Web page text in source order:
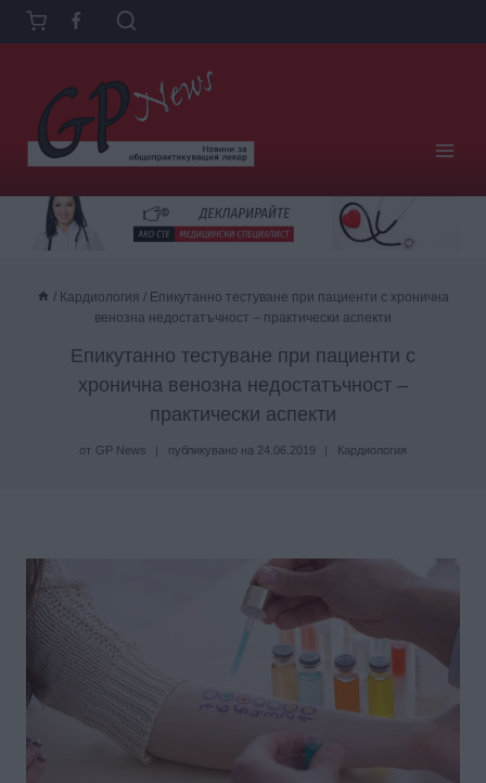
Към
съдържанието
/ Кардиология / Епикутанно тестуване при пациенти с хронична
венозна недостатъчност – практически аспекти
Епикутанно тестуване при пациенти с
хронична венозна недостатъчност –
практически аспекти
от GP News публикувано на 24.06.2019 Кардиология